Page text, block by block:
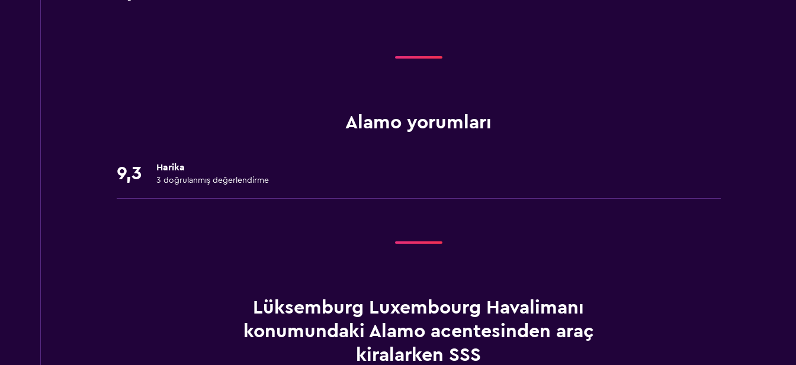
Alamo yorumları
9,3 Harika
3 doğrulanmış değerlendirme
Lüksemburg Luxembourg Havalimanı
konumundaki Alamo acentesinden araç
kiralarken SSS